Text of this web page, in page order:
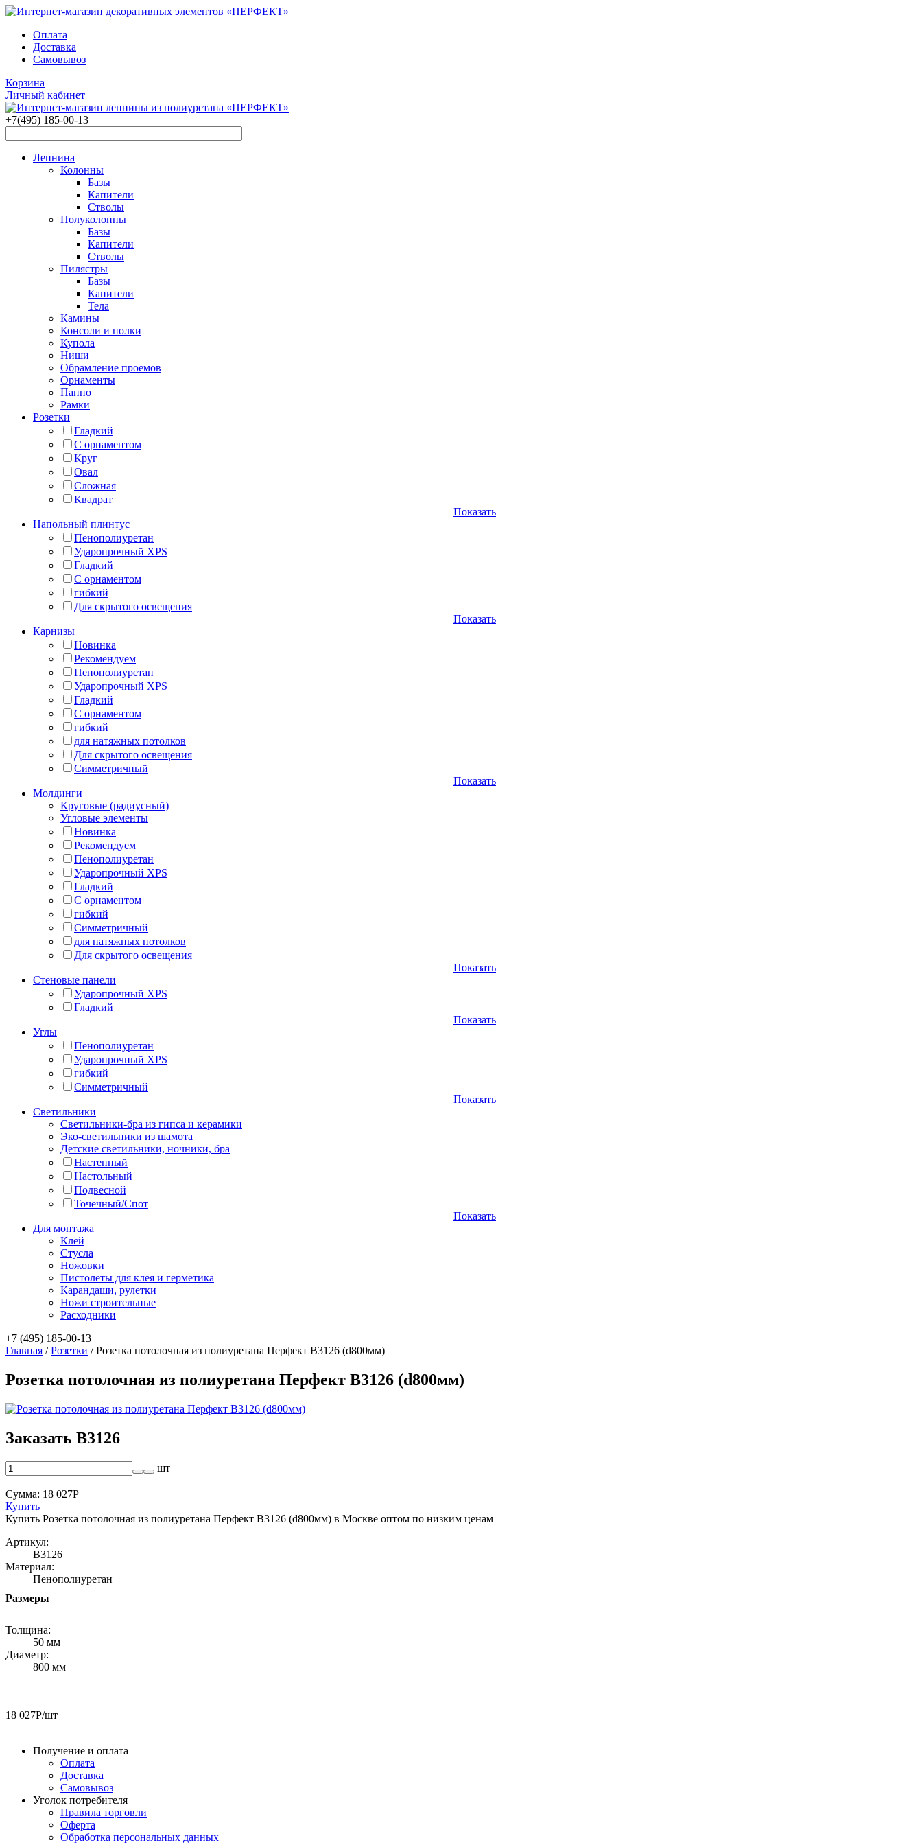
Оплата
Доставка
Самовывоз
Корзина
Личный кабинет
+7(495) 185-00-13
Лепнина
Колонны
Базы
Капители
Стволы
Полуколонны
Базы
Капители
Стволы
Пилястры
Базы
Капители
Тела
Камины
Консоли и полки
Купола
Ниши
Обрамление проемов
Орнаменты
Панно
Рамки
Розетки
Гладкий
С орнаментом
Круг
Овал
Сложная
Квадрат
Показать
Напольный плинтус
Пенополиуретан
Ударопрочный XPS
Гладкий
С орнаментом
гибкий
Для скрытого освещения
Показать
Карнизы
Новинка
Рекомендуем
Пенополиуретан
Ударопрочный XPS
Гладкий
С орнаментом
гибкий
для натяжных потолков
Для скрытого освещения
Симметричный
Показать
Молдинги
Круговые (радиусный)
Угловые элементы
Новинка
Рекомендуем
Пенополиуретан
Ударопрочный XPS
Гладкий
С орнаментом
гибкий
Симметричный
для натяжных потолков
Для скрытого освещения
Показать
Стеновые панели
Ударопрочный XPS
Гладкий
Показать
Углы
Пенополиуретан
Ударопрочный XPS
гибкий
Симметричный
Показать
Светильники
Светильники-бра из гипса и керамики
Эко-светильники из шамота
Детские светильники, ночники, бра
Настенный
Настольный
Подвесной
Точечный/Спот
Показать
Для монтажа
Клей
Стусла
Ножовки
Пистолеты для клея и герметика
Карандаши, рулетки
Ножи строительные
Расходники
+7 (495) 185-00-13
Главная /Розетки /Розетка потолочная из полиуретана Перфект B3126 (d800мм)
Розетка потолочная из полиуретана Перфект B3126 (d800мм)
Заказать B3126
шт
Сумма: 18 027Р
Купить
Купить Розетка потолочная из полиуретана Перфект B3126 (d800мм) в Москве оптом по низким ценам
Артикул:
B3126
Материал:
Пенополиуретан
Размеры
Толщина:
50 мм
Диаметр:
800 мм
18 027Р/шт
Получение и оплата
Оплата
Доставка
Самовывоз
Уголок потребителя
Правила торговли
Оферта
Обработка персональных данных